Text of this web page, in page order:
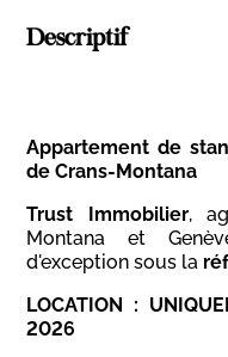
Descriptif
Appartement de
de Crans-Montana
Trust Immobilier,
Montana et
d'exception sous la
LOCATION :
2026